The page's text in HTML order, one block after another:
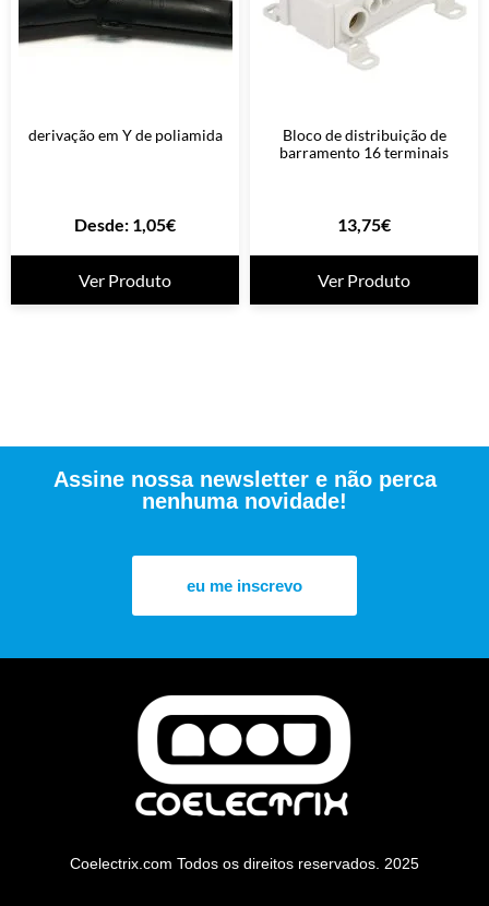
derivação em Y de poliamida
Desde: 1,05€
Ver Produto
Bloco de distribuição de
barramento 16 terminais
13,75€
Ver Produto
Assine nossa newsletter e não perca
nenhuma novidade!
eu me inscrevo
Coelectrix.com Todos os direitos reservados. 2025